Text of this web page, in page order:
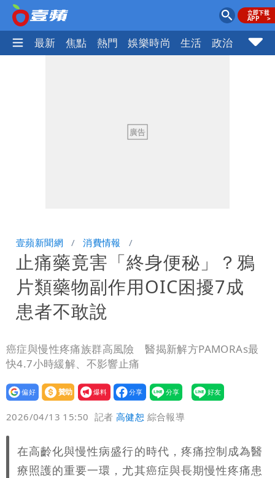
最新 焦點 熱門 娛樂時尚 生活 政治 社會
壹蘋新聞網 消費情報
止痛藥竟害「終身便秘」？鴉
片類藥物副作用OIC困擾7成
患者不敢說
癌症與慢性疼痛族群高風險 醫揭新解方PAMORAs最
快4.7小時緩解、不影響止痛
設為
贊助
我要
爆料
分享
2026/04/13 15:50 記者高健恕 綜合報導
在高齡化與慢性病盛行的時代，疼痛控制成為醫
療照護的重要一環，尤其癌症與長期慢性疼痛患